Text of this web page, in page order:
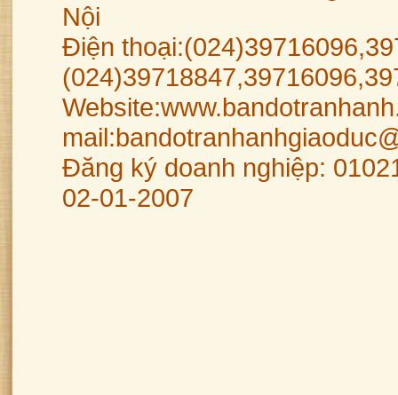
Nội
Điện
Đăng ký doanh nghiệp:
02-01-2007